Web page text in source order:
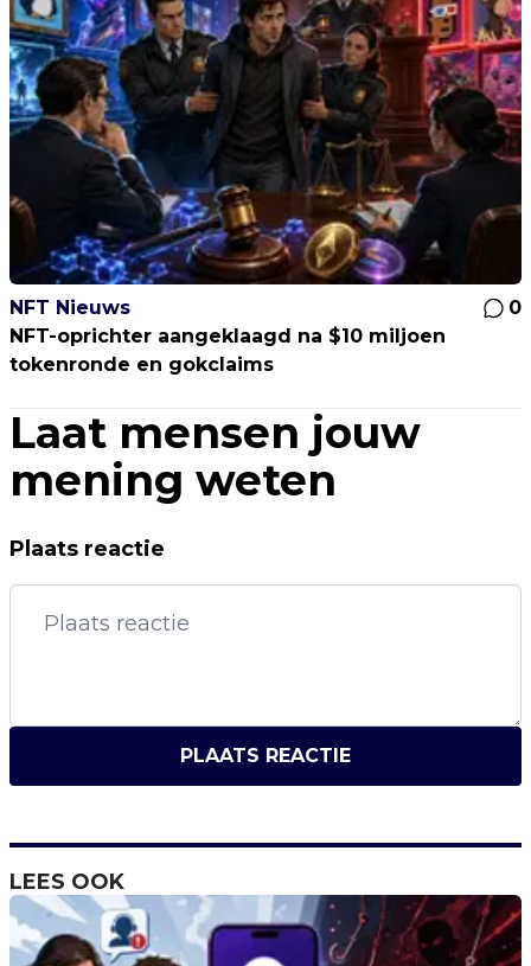
NFT Nieuws
0
NFT-oprichter aangeklaagd na $10 miljoen
tokenronde en gokclaims
Laat mensen jouw
mening weten
Plaats reactie
PLAATS REACTIE
LEES OOK